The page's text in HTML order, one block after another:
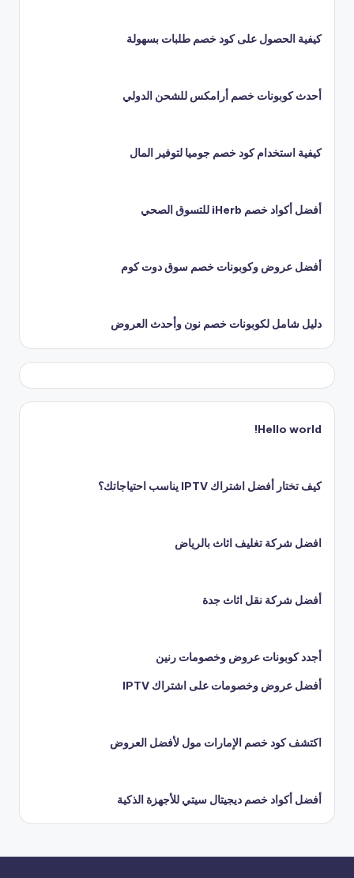
كيفية الحصول على كود خصم طلبات بسهولة
أحدث كوبونات خصم أرامكس للشحن الدولي
كيفية استخدام كود خصم جوميا لتوفير المال
أفضل أكواد خصم iHerb للتسوق الصحي
أفضل عروض وكوبونات خصم سوق دوت كوم
دليل شامل لكوبونات خصم نون وأحدث العروض
Hello world!
كيف تختار أفضل اشتراك IPTV يناسب احتياجاتك؟
افضل شركة تغليف اثاث بالرياض
أفضل شركة نقل اثاث جدة
أجدد كوبونات عروض وخصومات رنين
أفضل عروض وخصومات على اشتراك IPTV
اكتشف كود خصم الإمارات مول لأفضل العروض
أفضل أكواد خصم ديجيتال سيتي للأجهزة الذكية